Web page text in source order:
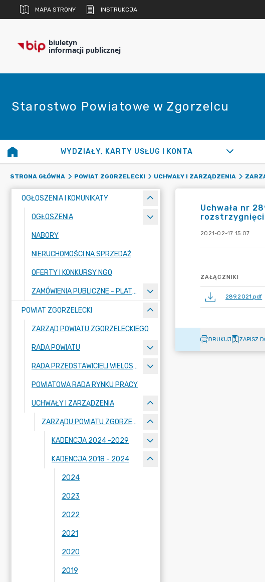
MAPA STRONY INSTRUKCJA
biuletyn
informacji publicznej
Starostwo Powiatowe w Zgorzelcu
WYDZIAŁY, KARTY USŁUG I KONTA
STRONA GŁÓWNA POWIAT ZGORZELECKI UCHWAŁY I ZARZĄDZENIA
OGŁOSZENIA I KOMUNIKATY
OGŁOSZENIA
NABORY
NIERUCHOMOŚCI NA SPRZEDAŻ
OFERTY I KONKURSY NGO
ZAMÓWIENIA PUBLICZNE - PLATFORMA ZAKUPOWA
POWIAT ZGORZELECKI
ZARZĄD POWIATU ZGORZELECKIEGO
RADA POWIATU
RADA PRZEDSTAWICIELI WIELOSPECJALISTYCZNEGO ZESPOŁU OPIEKI ZDROWOTNEJ "BOLESŁAWIEC-ZGORZELEC" SAMODZIELNEGO PUBLICZNEGO ZAKŁADU OPIEKI ZDROWOTNEJ
POWIATOWA RADA RYNKU PRACY
UCHWAŁY I ZARZĄDZENIA
ZARZĄDU POWIATU ZGORZELECKIEGO
KADENCJA 2024 -2029
KADENCJA 2018 - 2024
2024
2023
2022
2021
2020
2019
Uchwała nr
2021-02-17 15:07
ZAŁĄCZNIKI
289.2021.pdf
DRUKUJ ZAPISZ